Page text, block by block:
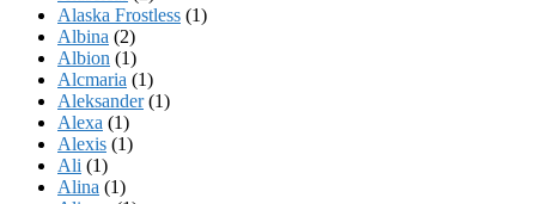
Alaska Frostless (1)
Albina (2)
Albion (1)
Alcmaria (1)
Aleksander(1)
Alexa (1)
Alexis (1)
Ali (1)
Alina (1)